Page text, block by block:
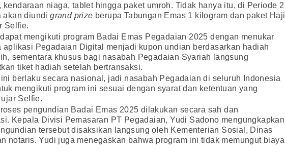
kendaraan niaga, tablet hingga paket umroh. Tidak hanya itu, di Periode 2
akan diundigrand prize berupa Tabungan Emas 1 kilogram dan paket Haji
Selfie.
mengikuti program Badai Emas Pegadaian 2025 dengan menukar
aplikasi Pegadaian Digital menjadi kupon undian berdasarkan hadiah
sementara khusus bagi nasabah Pegadaian Syariah langsung
tiket hadiah setelah bertransaksi.
ini berlaku secara nasional, jadi nasabah Pegadaian di seluruh Indonesia
mengikuti program ini sesuai dengan syarat dan ketentuan yang
ujar Selfie.
pengundian Badai Emas 2025 dilakukan secara sah dan
Kepala Divisi Pemasaran PT Pegadaian, Yudi Sadono mengungkapkan
tersebut disaksikan langsung oleh Kementerian Sosial, Dinas
notaris. Yudi juga menegaskan bahwa program ini tidak memungut biaya